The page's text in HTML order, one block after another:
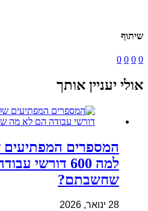
שיתוף
0
0
0
0
אולי יעניין אותך
המספרים המפתיעים
למה 600
שחשבתם?
28 ינואר, 2026